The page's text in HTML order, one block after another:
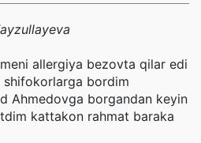
allergiya bezovta qilar edi
shifokorlarga bordim
Ahmedovga borgandan keyin
kattakon rahmat baraka